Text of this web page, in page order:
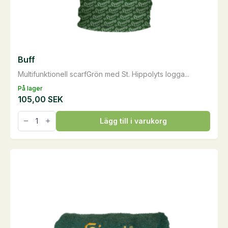
På lager
Multifunktionell scarfGrön med St. Hippolyts logga...
Buff
105,00 SEK
Buff
mängd
Lägg till i varukorg